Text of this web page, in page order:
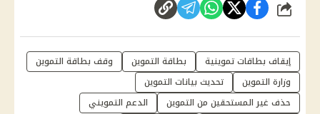
شارك
إيقاف بطاقات تموينية بطاقة التموين
وقف بطاقة التموين
وزارة التموين
تحديث بيانات التموين
حذف غير المستحقين من التموين
الدعم التمويني